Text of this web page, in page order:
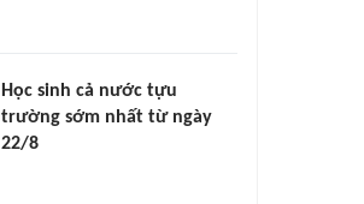
Học sinh cả nước tựu
trường sớm nhất từ ngày
22/8